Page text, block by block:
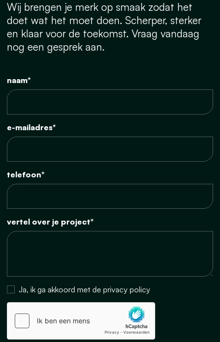
Wij brengen je merk op smaak zodat het
doet wat het moet doen. Scherper, sterker
en klaar voor de toekomst. Vraag vandaag
nog een gesprek aan.
naam*
e-mailadres*
telefoon*
vertel over je project*
Ja, ik ga akkoord met de privacy policy